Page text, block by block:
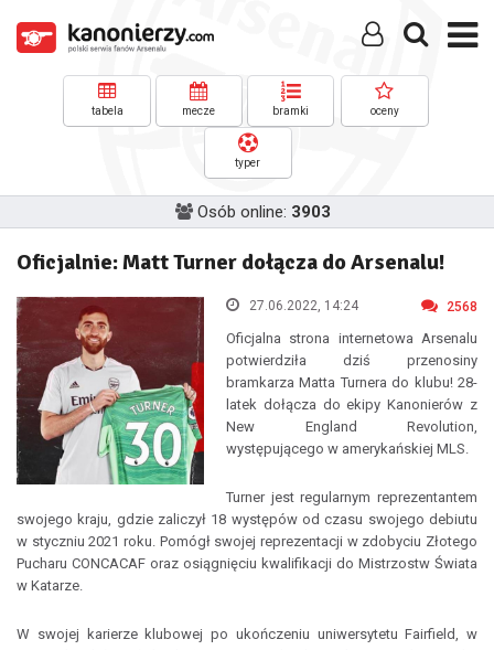
tabela mecze bramki oceny
typer
Osób online: 3903
Oficjalnie: Matt Turner dołącza do Arsenalu!
27.06.2022, 14:24 2568
Oficjalna strona internetowa Arsenalu
potwierdziła dziś przenosiny
bramkarza Matta Turnera do klubu! 28-
latek dołącza do ekipy Kanonierów z
New England Revolution,
występującego w amerykańskiej MLS.
Turner jest regularnym reprezentantem
swojego kraju, gdzie zaliczył 18 występów od czasu swojego debiutu
w styczniu 2021 roku. Pomógł swojej reprezentacji w zdobyciu Złotego
Pucharu CONCACAF oraz osiągnięciu kwalifikacji do Mistrzostw Świata
w Katarze.
W swojej karierze klubowej po ukończeniu uniwersytetu Fairfield, w